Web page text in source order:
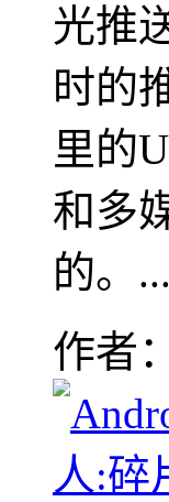
光推
时的
里的
和多
的。...
作者